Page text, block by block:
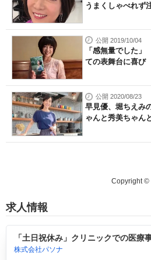
うまくしゃべれず
公開 2019/10/04
「感無量でした
ての表舞台に喜び
公開 2020/08/23
早見優、堀ちえみ
ゃんと秀美ちゃ
Copyright ©
求人情報
「土日祝休み」クリニックでの医療
株式会社パソナ